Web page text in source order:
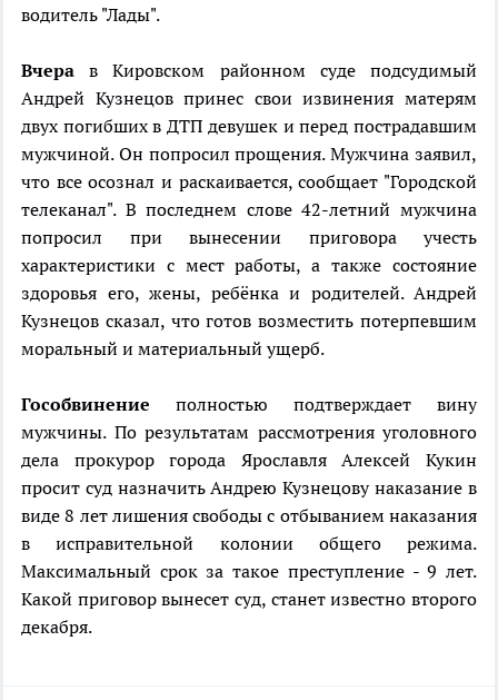
водитель "Лады".
Вчерав Кировском районном суде подсудимый
Андрей Кузнецов принес свои извинения матерям
двух погибших в ДТП девушек и перед пострадавшим
мужчиной. Он попросил прощения. Мужчина заявил,
что все осознал и раскаивается, сообщает "Городской
телеканал". В последнем слове 42-летний мужчина
попросил при вынесении приговора учесть
характеристики с мест работы, а также состояние
здоровья его, жены, ребёнка и родителей. Андрей
Кузнецов сказал, что готов возместить потерпевшим
моральный и материальный ущерб.
Гособвинение полностью подтверждает вину
мужчины. По результатам рассмотрения уголовного
дела прокурор города Ярославля Алексей Кукин
просит суд назначить Андрею Кузнецову наказание в
виде 8 лет лишения свободы с отбыванием наказания
в исправительной колонии общего режима.
Максимальный срок за такое преступление - 9 лет.
Какой приговор вынесет суд, станет известно второго
декабря.